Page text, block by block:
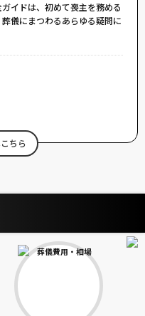
イドは、初めて喪主を務める
儀にまつわるあらゆる疑問に
ちら